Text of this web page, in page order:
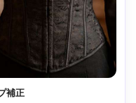
補正